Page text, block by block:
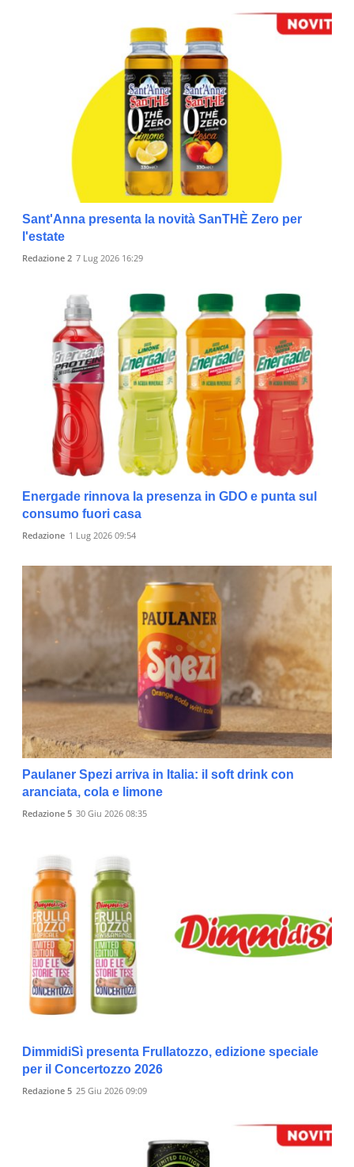
Sant'Anna presenta la novità SanTHÈ Zero per
l'estate
Redazione 2 7 Lug 2026 16:29
Energade rinnova la presenza in GDO e punta sul
consumo fuori casa
Redazione 1 Lug 2026 09:54
Paulaner Spezi arriva in Italia: il soft drink con
aranciata, cola e limone
Redazione 5 30 Giu 2026 08:35
DimmidiSì presenta Frullatozzo, edizione speciale
per il Concertozzo 2026
Redazione 5 25 Giu 2026 09:09